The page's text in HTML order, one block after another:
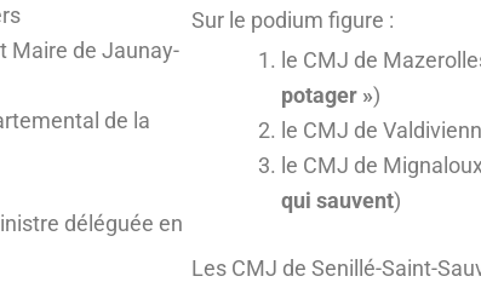
Maire de Jaunay-
de la
déléguée en
Sur le podium figure :
le CMJ de
potager »)
le CMJ de
le CMJ de
qui sauvent)
Les CMJ de Senillé-Saint-